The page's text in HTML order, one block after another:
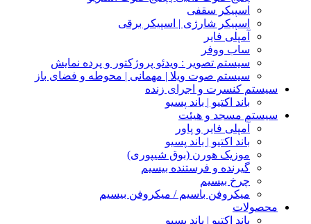
اسپیکر سقفی
اسپیکر شارژی | اسپیکر برقی
آمپلی فایر
ساب ووفر
سیستم تصویر : ویدئو پروژکتور و پرده نمایش
سیستم صوت ویلا | مهمانی | محوطه و فضای باز
سیستم کنسرت و اجرای زنده
باند اکتیو | باند پسیو
سیستم مسجد و هیئت
آمپلی فایر و پاور
باند اکتیو | باند پسیو
موزیک هورن (بوق شیپوری)
گیرنده و فرستنده بیسیم
چرخ بیسیم
میکروفن باسیم / میکروفن بیسیم
محصولات
باند اکتیو | باند پسیو